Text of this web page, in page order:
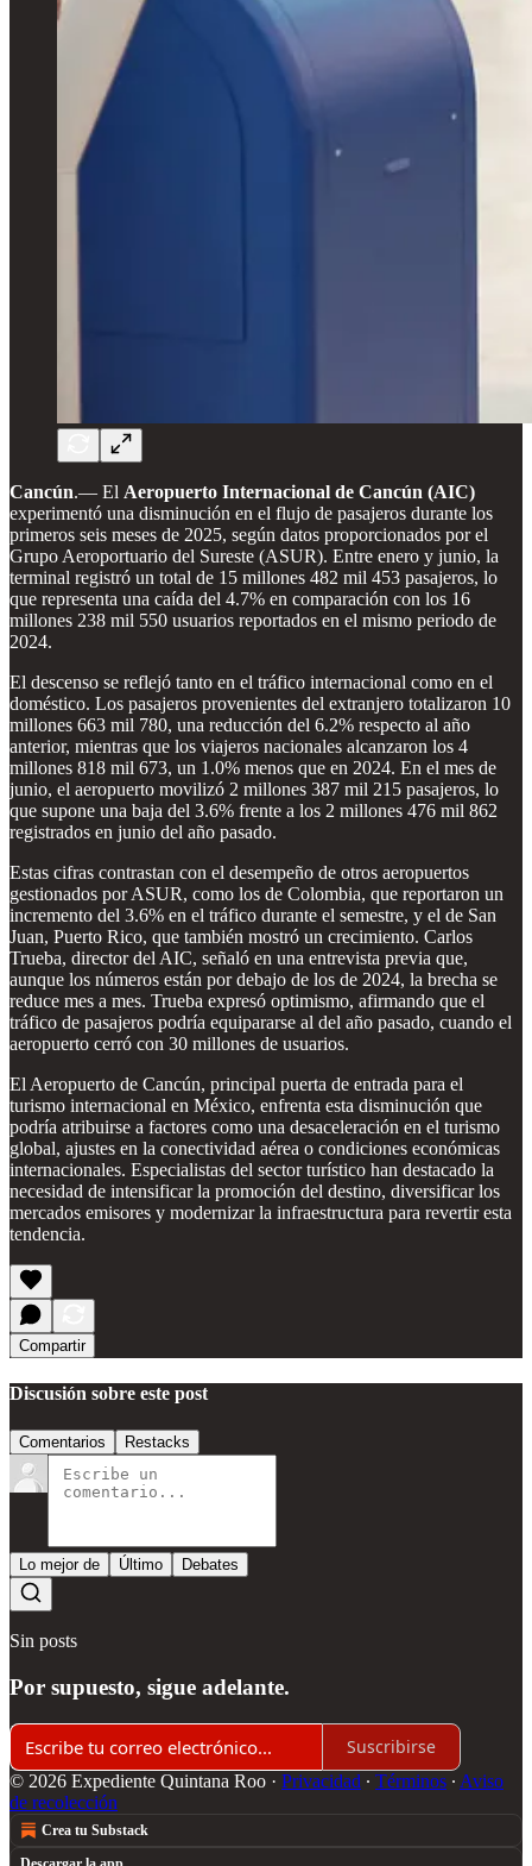
Cancún.— El Aeropuerto Internacional de Cancún (AIC)
experimentó una disminución en el flujo de pasajeros durante los
primeros seis meses de 2025, según datos proporcionados por el
Grupo Aeroportuario del Sureste (ASUR). Entre enero y junio, la
terminal registró un total de 15 millones 482 mil 453 pasajeros, lo
que representa una caída del 4.7% en comparación con los 16
millones 238 mil 550 usuarios reportados en el mismo periodo de
2024.
El descenso se reflejó tanto en el tráfico internacional como en el
doméstico. Los pasajeros provenientes del extranjero totalizaron 10
millones 663 mil 780, una reducción del 6.2% respecto al año
anterior, mientras que los viajeros nacionales alcanzaron los 4
millones 818 mil 673, un 1.0% menos que en 2024. En el mes de
junio, el aeropuerto movilizó 2 millones 387 mil 215 pasajeros, lo
que supone una baja del 3.6% frente a los 2 millones 476 mil 862
registrados en junio del año pasado.
Estas cifras contrastan con el desempeño de otros aeropuertos
gestionados por ASUR, como los de Colombia, que reportaron un
incremento del 3.6% en el tráfico durante el semestre, y el de San
Juan, Puerto Rico, que también mostró un crecimiento. Carlos
Trueba, director del AIC, señaló en una entrevista previa que,
aunque los números están por debajo de los de 2024, la brecha se
reduce mes a mes. Trueba expresó optimismo, afirmando que el
tráfico de pasajeros podría equipararse al del año pasado, cuando el
aeropuerto cerró con 30 millones de usuarios.
El Aeropuerto de Cancún, principal puerta de entrada para el
turismo internacional en México, enfrenta esta disminución que
podría atribuirse a factores como una desaceleración en el turismo
global, ajustes en la conectividad aérea o condiciones económicas
internacionales. Especialistas del sector turístico han destacado la
necesidad de intensificar la promoción del destino, diversificar los
mercados emisores y modernizar la infraestructura para revertir esta
tendencia.
Compartir
Discusión sobre este post
Comentarios Restacks
Lo mejor de Último Debates
Sin posts
Por supuesto, sigue adelante.
Suscribirse
© 2026 Expediente Quintana Roo · Privacidad ∙ Términos ∙ Aviso
de recolección
Crea tu Substack